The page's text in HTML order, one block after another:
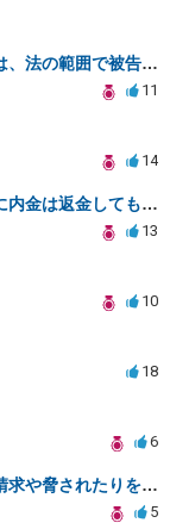
民事訴訟の対応で依頼した弁護士の方は、法の範囲で被告の味方ではないのでしょうか？
11
14
結婚式会場が使用不可能となった場合に内金は返金してもらえますか？
13
10
18
6
被害者からの高額な損害賠償・慰謝料請求や脅されたりをやめてもらう方法
5